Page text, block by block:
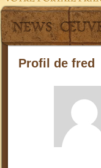
Profil de fred